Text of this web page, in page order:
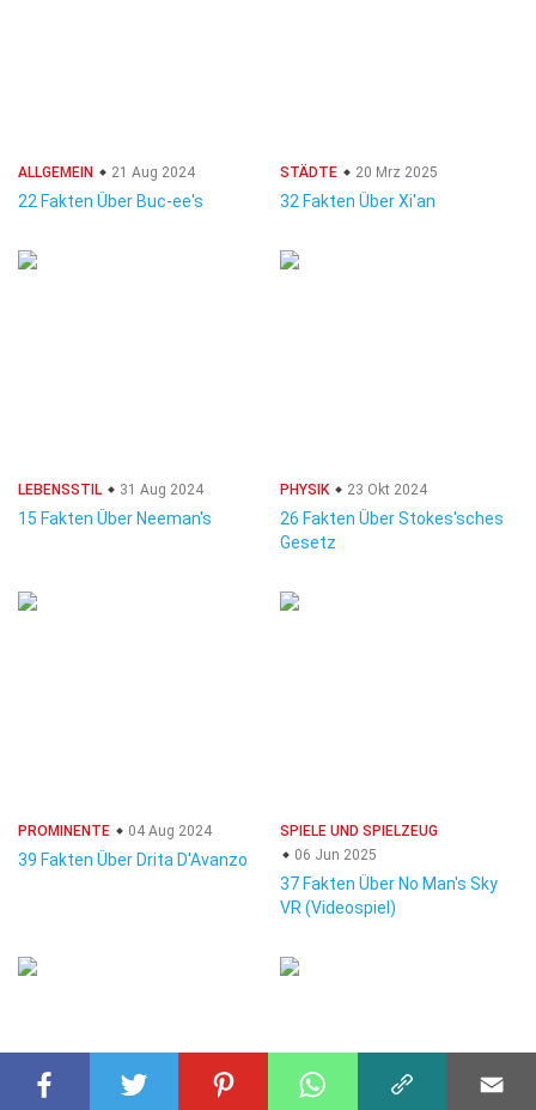
ALLGEMEIN 21 Aug 2024
22 Fakten Über Buc-ee's
STÄDTE 20 Mrz 2025
32 Fakten Über Xi'an
LEBENSSTIL 31 Aug 2024
15 Fakten Über Neeman's
PHYSIK 23 Okt 2024
26 Fakten Über Stokes'sches
Gesetz
PROMINENTE 04 Aug 2024
39 Fakten Über Drita D'Avanzo
SPIELE UND SPIELZEUG
06 Jun 2025
37 Fakten Über No Man's Sky
VR (Videospiel)